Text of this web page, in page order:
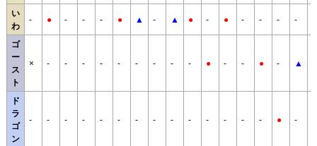
い
わ
- ● - - - ● ▲ - ▲ ● - ● - - - -
ゴ
ー
ス
ト
× - - - - - - - - - ● - - ● - ▲
ド
ラ
ゴ
ン
- - - - - - - - - - - - - - ● -